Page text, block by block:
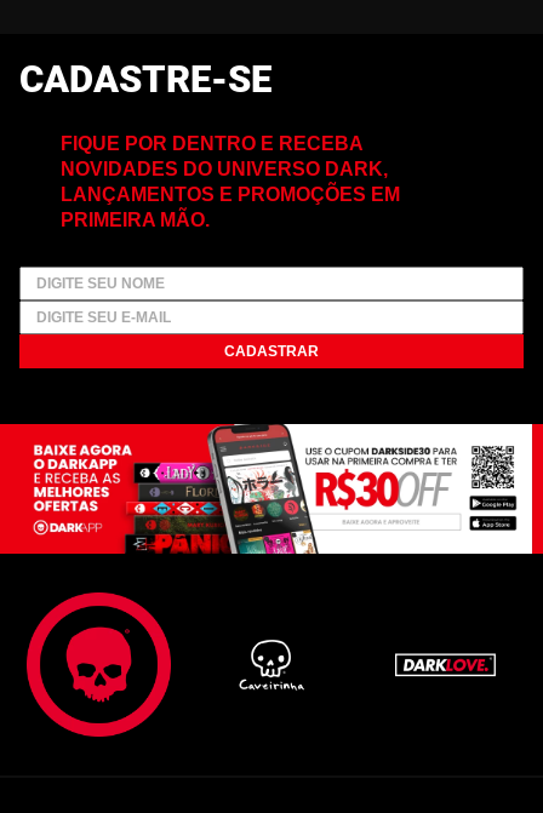
CADASTRE-SE
FIQUE POR DENTRO E RECEBA
NOVIDADES DO UNIVERSO DARK,
LANÇAMENTOS E PROMOÇÕES EM
PRIMEIRA MÃO.
CADASTRAR